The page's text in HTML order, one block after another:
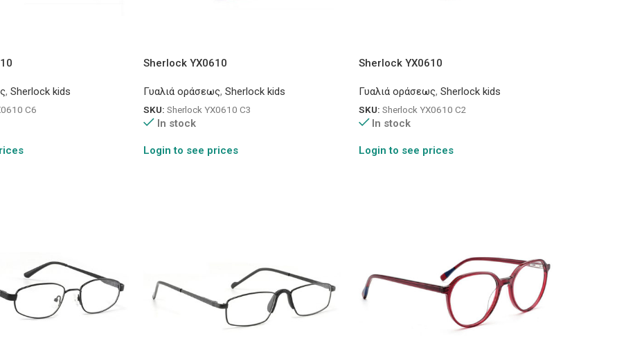
, Sherlock kids
C6
Sherlock YX0610
Γυαλιά οράσεως, Sherlock kids
SKU: Sherlock YX0610 C3
In stock
Login to see prices
Sherlock YX0610
Γυαλιά οράσεως, Sherlock kids
SKU: Sherlock YX0610 C2
In stock
Login to see prices